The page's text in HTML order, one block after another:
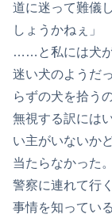
道に迷って難儀
しょうかねぇ」
……と私には犬が
迷い犬のようだ
らずの犬を拾う
無視する訳には
い主がいないか
当たらなかった。
警察に連れて行
事情を知ってい